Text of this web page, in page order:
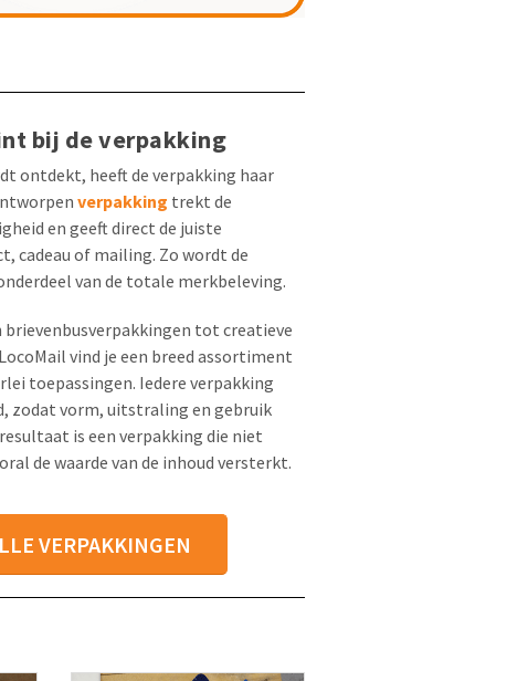
bij de verpakking
ontdekt, heeft de verpakking haar
verpakking trekt de
en geeft direct de juiste
cadeau of mailing. Zo wordt de
van de totale merkbeleving.
brievenbusverpakkingen tot creatieve
vind je een breed assortiment
toepassingen. Iedere verpakking
zodat vorm, uitstraling en gebruik
is een verpakking die niet
de waarde van de inhoud versterkt.
VERPAKKINGEN